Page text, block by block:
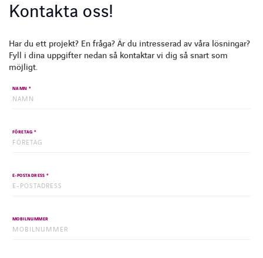
Kontakta oss!
Har du ett projekt? En fråga? Är du intresserad av våra lösningar?
Fyll i dina uppgifter nedan så kontaktar vi dig så snart som
möjligt.
NAMN *
FÖRETAG *
E-POSTADRESS *
MOBILNUMMER